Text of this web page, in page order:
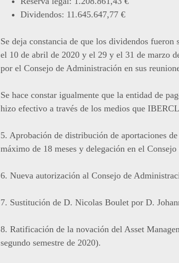
Dividendos: 11.645.647,77 €
Se deja constancia de que los dividendos
el 10 de abril de 2020 y el 29 y el 31 de marzo
por el Consejo de Administración en sus
Se hace constar igualmente que la entidad de
hizo efectivo a través de los medios que
5. Aprobación de distribución de aportaciones
máximo de 18 meses y delegación en el
6. Nueva autorización al Consejo de
7. Sustitución de D. Nicolas Boulet por D.
8. Ratificación de la novación del Asset
segundo semestre de 2020).